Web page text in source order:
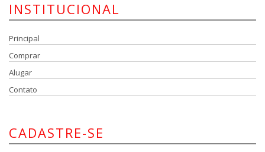
INSTITUCIONAL
Principal
Comprar
Alugar
Contato
CADASTRE-SE